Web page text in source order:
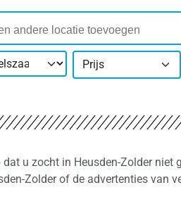
Prijs
u zocht in Heusden-Zolder
Zolder of de advertenties van